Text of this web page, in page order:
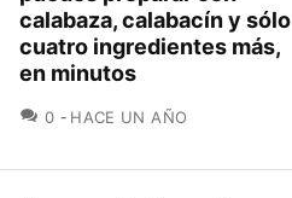
calabaza, calabacín y sólo
cuatro ingredientes más,
en minutos
0 COMENTARIOS
HACE UN AÑO